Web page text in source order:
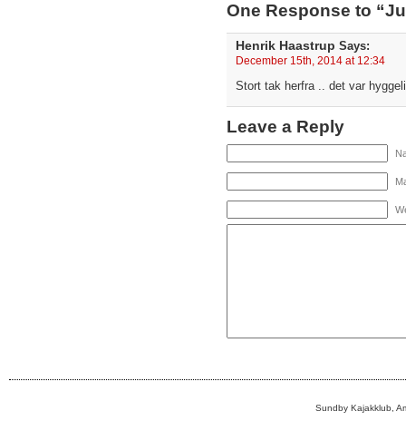
One Response to
Henrik Haastrup Says:
December 15th, 2014 at 12:34
Stort tak herfra .. det var
Leave a Reply
Sundby Kajakklub,